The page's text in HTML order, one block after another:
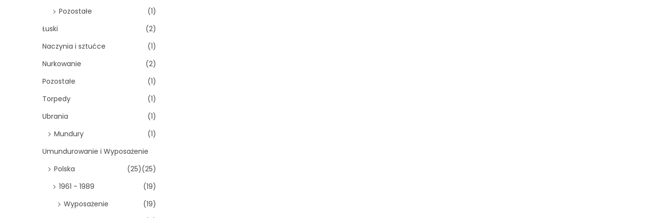
Pozostałe
(1)
Łuski
(2)
Naczynia i sztućce
(1)
Nurkowanie
(2)
Pozostałe
(1)
Torpedy
(1)
Ubrania
(1)
Mundury
(1)
Umundurowanie i Wyposażenie
(25)
Polska
(25)
1961 - 1989
(19)
Wyposażenie
(19)